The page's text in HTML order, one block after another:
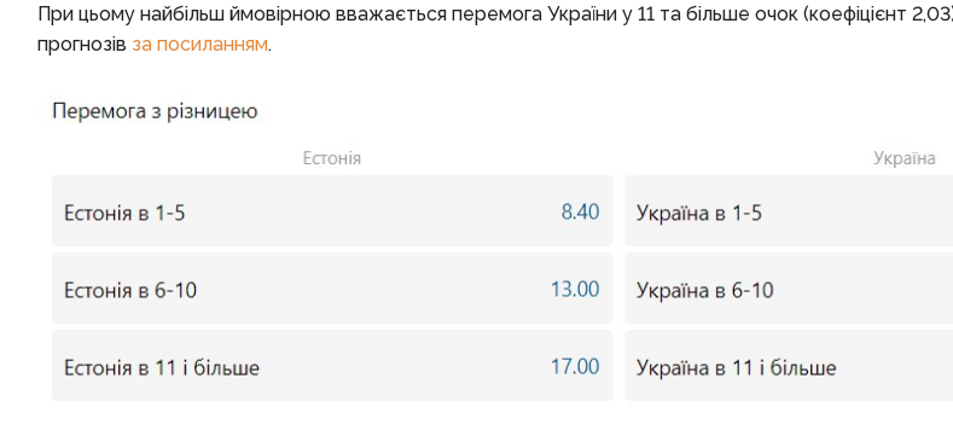
При цьому найбільш ймовірною вважається перемога України у 11 та більше очок (коефіцієнт
прогнозів за посиланням.